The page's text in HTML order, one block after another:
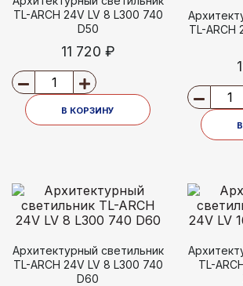
TL-ARCH 24V LV 8 L300 740
D50
11 720 ₽
В КОРЗИНУ
TL-ARCH
Архитектурный светильник
TL-ARCH 24V LV 8 L300 740
D60
TL-